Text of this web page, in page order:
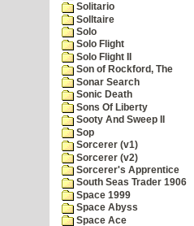
Solitario
Solltaire
Solo
Solo Flight
Solo Flight II
Son of Rockford, The
Sonar Search
Sonic Death
Sons Of Liberty
Sooty And Sweep II
Sop
Sorcerer (v1)
Sorcerer (v2)
Sorcerer's Apprentice
South Seas Trader 1906
Space 1999
Space Abyss
Space Ace